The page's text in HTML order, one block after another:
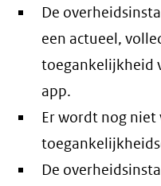
De
een actueel,
toegankelijkheid
app.
Er wordt nog niet
De